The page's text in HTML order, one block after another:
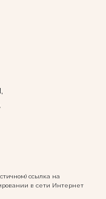
ссылка на
в сети Интернет